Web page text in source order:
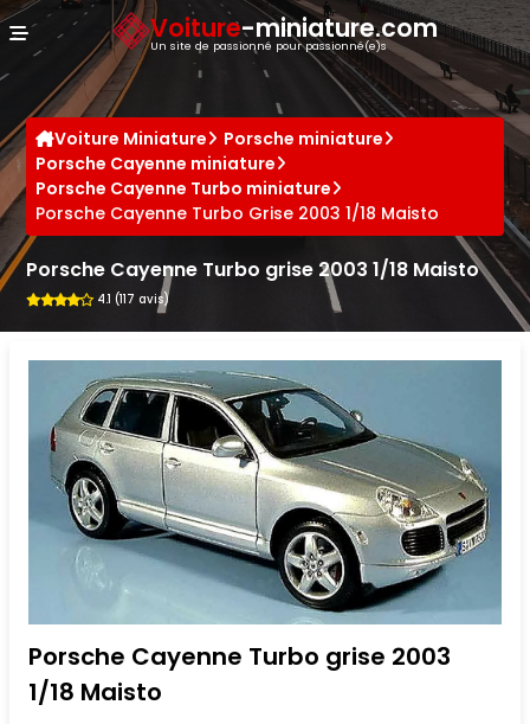
Voiture-miniature.com
Un site de passionné pour passionné(e)s
Voiture Miniature
Porsche miniature
Porsche Cayenne miniature
Porsche Cayenne Turbo miniature
Porsche Cayenne Turbo Grise 2003 1/18 Maisto
Porsche Cayenne Turbo grise 2003 1/18 Maisto
4.1 (117 avis)
Porsche Cayenne Turbo grise 2003
1/18 Maisto
Panneau de gestion des cookies